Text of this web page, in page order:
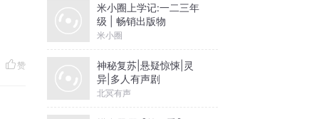
赞
米小圈上学记:一二三年
级 | 畅销出版物
米小圈
神秘复苏|悬疑惊悚|灵
异|多人有声剧
北冥有声